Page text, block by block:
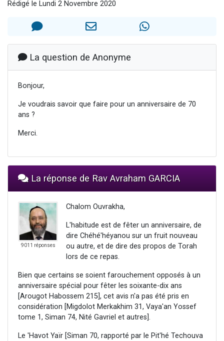
30 personnes viennent de faire un don pour Sauvez la jambe de Yohan
12 nouvelles musiques dans Torah-Box Music
29 personnes viennent de demander une bénédiction
Rédigé le Lundi 2 Novembre 2020
La question de Anonyme
Bonjour,
Je voudrais savoir que faire pour un anniversaire de 70
ans ?
Merci.
La réponse de Rav Avraham GARCIA
9011 réponses
Chalom Ouvrakha,
L'habitude est de fêter un anniversaire, de
dire Chéhé'héyanou sur un fruit nouveau
ou autre, et de dire des propos de Torah
lors de ce repas.
Bien que certains se soient farouchement opposés à un
anniversaire spécial pour fêter les soixante-dix ans
[Arougot Habossem 215], cet avis n'a pas été pris en
considération [Migdolot Merkakhim 31, Vaya'an Yossef
tome 1, Siman 74, Nité Gavriel et autres].
Le 'Havot Yaïr [Siman 70, rapporté par le Pit'hé Techouva